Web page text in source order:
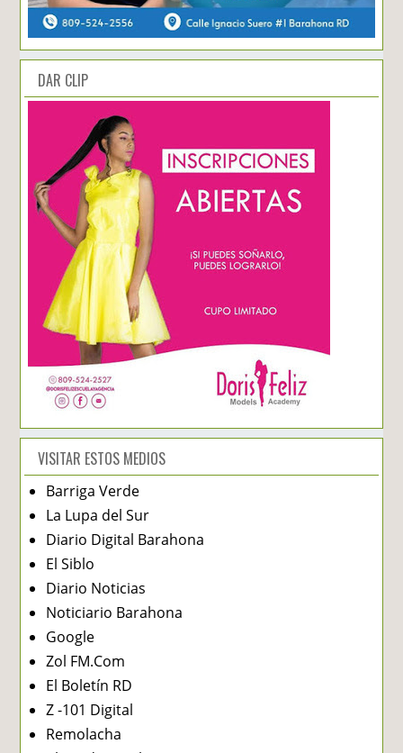
DAR CLIP
VISITAR ESTOS MEDIOS
Barriga Verde
La Lupa del Sur
Diario Digital Barahona
El Siblo
Diario Noticias
Noticiario Barahona
Google
Zol FM.Com
El Boletín RD
Z -101 Digital
Remolacha